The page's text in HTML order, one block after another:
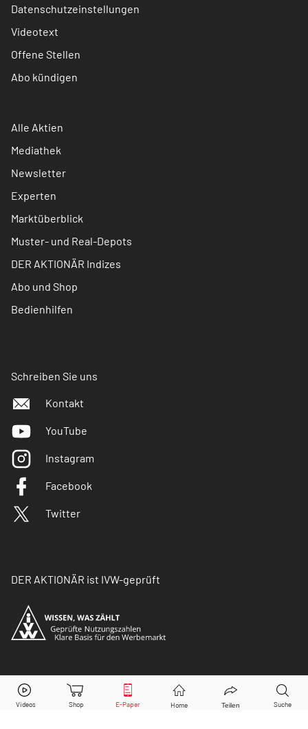
Datenschutzeinstellungen
Videotext
Offene Stellen
Abo kündigen
Alle Aktien
Mediathek
Newsletter
Experten
Marktüberblick
Muster- und Real-Depots
DER AKTIONÄR Indizes
Abo und Shop
Bedienhilfen
Schreiben Sie uns
Kontakt
YouTube
Instagram
Facebook
Twitter
DER AKTIONÄR ist IVW-geprüft
© Copyright 2026 Börsenmedien AG. Alle Rechte